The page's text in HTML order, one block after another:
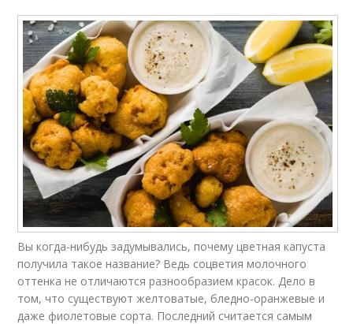
капусты
капустой
Гарнир из цветной
капусты
Капуста с паприкой
Капуста с сыром Капуста со специями
Капуста с рисом
Вы когда-нибудь задумывались, почему цветная капуста
получила такое название? Ведь соцветия молочного
оттенка не отличаются разнообразием красок. Дело в
том, что существуют желтоватые, бледно-оранжевые и
даже фиолетовые сорта. Последний считается самым